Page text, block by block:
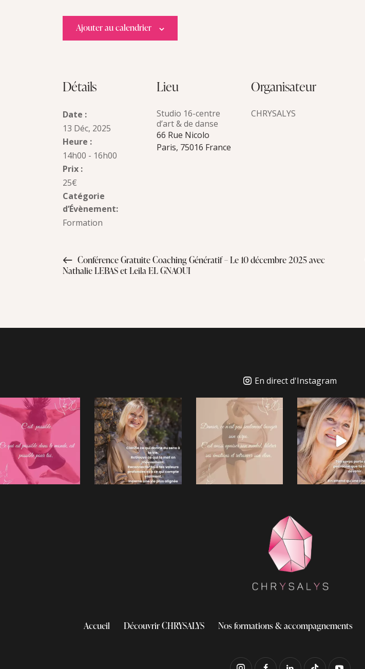
Ajouter au calendrier
Détails
Date :
13 Déc, 2025
Heure :
14h00 - 16h00
Prix :
25€
Catégorie
d’Évènement:
Formation
Lieu
Studio 16-centre
d’art & de danse
66 Rue Nicolo
Paris, 75016 France
Organisateur
CHRYSALYS
Conférence Gratuite Coaching Génératif – Le 10 décembre 2025 avec
Nathalie LEBAS et Leila EL GNAOUI
En direct d'Instagram
Accueil Découvrir CHRYSALYS Nos formations & accompagnements